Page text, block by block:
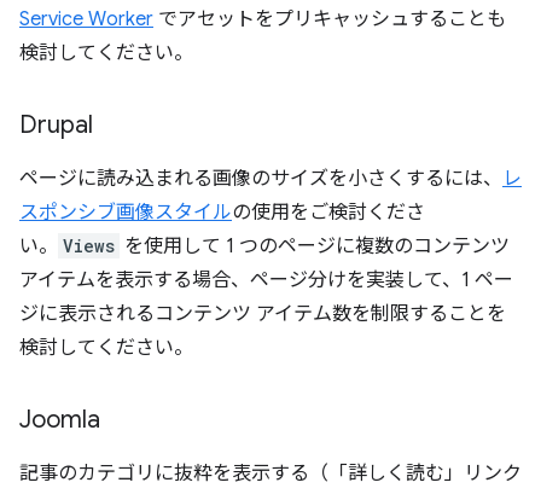
Service Worker でアセットをプリキャッシュすることも
検討してください。
Drupal
ページに読み込まれる画像のサイズを小さくするには、
レ
スポンシブ画像スタイルの使用をご検討くださ
い。
Views を使用して 1 つのページに複数のコンテンツ
アイテムを表示する場合、ページ分けを実装して、1 ペー
ジに表示されるコンテンツ アイテム数を制限することを
検討してください。
Joomla
記事のカテゴリに抜粋を表示する（「詳しく読む」リンク